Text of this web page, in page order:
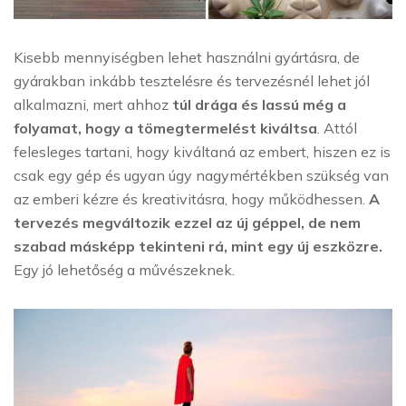
Kisebb mennyiségben lehet használni gyártásra, de
gyárakban inkább tesztelésre és tervezésnél lehet jól
alkalmazni, mert ahhoz túl drága és lassú még a
folyamat, hogy a tömegtermelést kiváltsa. Attól
felesleges tartani, hogy kiváltaná az embert, hiszen ez is
csak egy gép és ugyan úgy nagymértékben szükség van
az emberi kézre és kreativitásra, hogy működhessen. A
tervezés megváltozik ezzel az új géppel, de nem
szabad másképp tekinteni rá, mint egy új eszközre.
Egy jó lehetőség a művészeknek.